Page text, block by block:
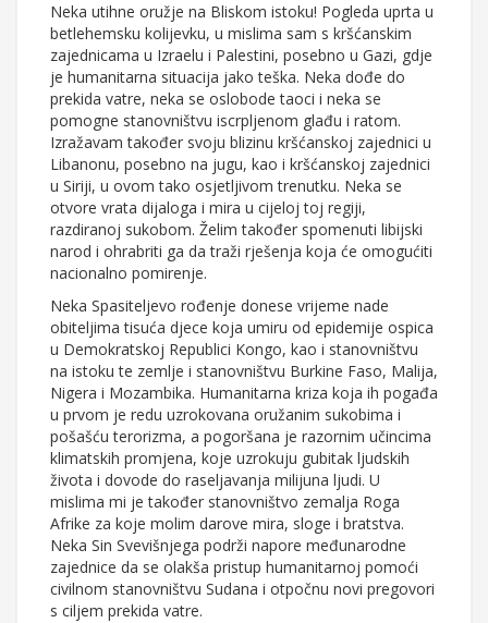
Neka utihne oružje na Bliskom istoku! Pogleda uprta u
betlehemsku kolijevku, u mislima sam s kršćanskim
zajednicama u Izraelu i Palestini, posebno u Gazi, gdje
je humanitarna situacija jako teška. Neka dođe do
prekida vatre, neka se oslobode taoci i neka se
pomogne stanovništvu iscrpljenom glađu i ratom.
Izražavam također svoju blizinu kršćanskoj zajednici u
Libanonu, posebno na jugu, kao i kršćanskoj zajednici
u Siriji, u ovom tako osjetljivom trenutku. Neka se
otvore vrata dijaloga i mira u cijeloj toj regiji,
razdiranoj sukobom. Želim također spomenuti libijski
narod i ohrabriti ga da traži rješenja koja će omogućiti
nacionalno pomirenje.
Neka Spasiteljevo rođenje donese vrijeme nade
obiteljima tisuća djece koja umiru od epidemije ospica
u Demokratskoj Republici Kongo, kao i stanovništvu
na istoku te zemlje i stanovništvu Burkine Faso, Malija,
Nigera i Mozambika. Humanitarna kriza koja ih pogađa
u prvom je redu uzrokovana oružanim sukobima i
pošašću terorizma, a pogoršana je razornim učincima
klimatskih promjena, koje uzrokuju gubitak ljudskih
života i dovode do raseljavanja milijuna ljudi. U
mislima mi je također stanovništvo zemalja Roga
Afrike za koje molim darove mira, sloge i bratstva.
Neka Sin Svevišnjega podrži napore međunarodne
zajednice da se olakša pristup humanitarnoj pomoći
civilnom stanovništvu Sudana i otpočnu novi pregovori
s ciljem prekida vatre.